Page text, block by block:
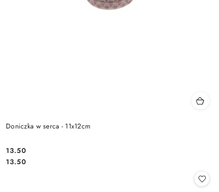
Doniczka w serca - 11x12cm
Cena:
13.50
Cena:
13.50